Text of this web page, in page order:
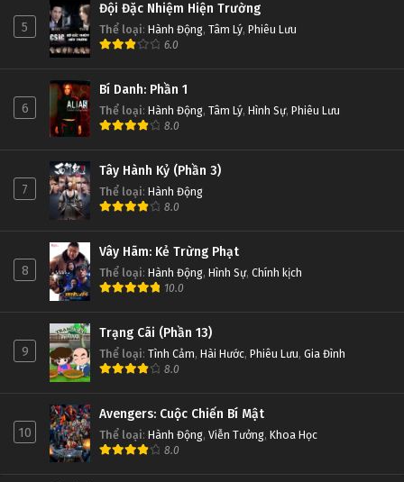
5
Đội Đặc Nhiệm Hiện Trường
Thể loại: Hành Động, Tâm Lý, Phiêu Lưu
6.0
6
Bí Danh: Phần 1
Thể loại: Hành Động, Tâm Lý, Hình Sự, Phiêu Lưu
8.0
7
Tây Hành Kỷ (Phần 3)
Thể loại: Hành Động
8.0
8
Vây Hãm: Kẻ Trừng Phạt
Thể loại: Hành Động, Hình Sự, Chính kịch
10.0
9
Trạng Cãi (Phần 13)
Thể loại: Tình Cảm, Hài Hước, Phiêu Lưu, Gia Đình
8.0
10
Avengers: Cuộc Chiến Bí Mật
Thể loại: Hành Động, Viễn Tưởng, Khoa Học
8.0